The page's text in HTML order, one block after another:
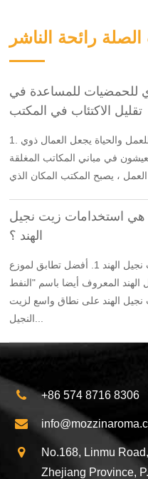
الصلة رائحة الناشر
للمساعدة في
تقليل الاكتئاب في المكتب
1. ناشر للمكتب المكتبي وتيرة سريعة للعمل والحياة يجعل العمال ذوي
في مباني المكاتب المغلقة
هي استخدامات زيت نجيل
الهند ؟
أو. استخدم ناشر نجيل الهند مع زيت نجيل الهند 1. أفضل تطابق لموزع
الهند المعروف أيضا باسم "النفط
نجيل الهند على نطاق واسع لزيت
+86 574 8716 8306
No.168, Linmu
Zhejiang Province,